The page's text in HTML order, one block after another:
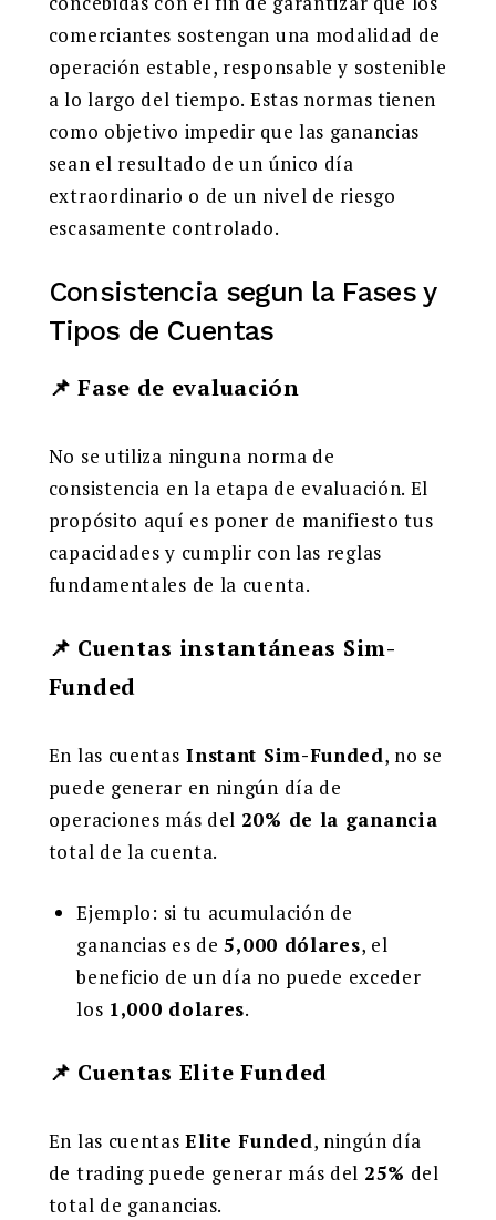
comerciantes sostengan una modalidad de
operación estable, responsable y sostenible
a lo largo del tiempo. Estas normas tienen
como objetivo impedir que las ganancias
sean el resultado de un único día
extraordinario o de un nivel de riesgo
escasamente controlado.
Consistencia segun la Fases y
Tipos de Cuentas
📌 Fase de evaluación
No se utiliza ninguna norma de
consistencia en la etapa de evaluación. El
propósito aquí es poner de manifiesto tus
capacidades y cumplir con las reglas
fundamentales de la cuenta.
📌 Cuentas instantáneas Sim-
Funded
En las cuentas Instant Sim-Funded, no se
puede generar en ningún día de
operaciones más del 20% de la ganancia
total de la cuenta.
Ejemplo: si tu acumulación de
ganancias es de5,000 dólares, el
beneficio de un día no puede exceder
los 1,000 dolares.
📌 Cuentas Elite Funded
En las cuentasElite Funded, ningún día
de trading puede generar más del 25% del
total de ganancias.